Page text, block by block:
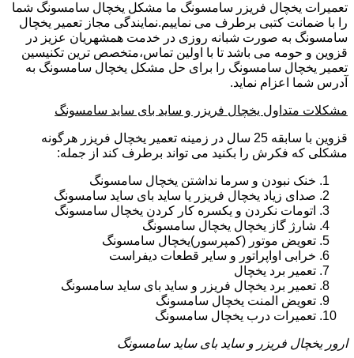
تعمیرات یخچال فریزر سامسونگ ما مشکل یخچال سامسونگ شما
را با ضمانت کتبی برطرف می نماییم.نمایندگی مجاز تعمیر یخچال
سامسونگ به صورت شبانه روزی در خدمت همشهریان عزیز در
قزوین و حومه می باشد تا با اولین تماس،متخصص ترین تکنیسین
تعمیر یخچال سامسونگ را برای حل مشکل یخچال سامسونگ به
آدرس شما اعزام نماید.
مشکلات متداول یخچال فریزر و ساید بای ساید سامسونگ
قزوین با سابقه 25 سال در زمینه تعمیر یخچال فریزر هرگونه
مشکلی که فکرش را بکنید می تواند برطرف کند از جمله:
خنک نبودن و سرما نداشتن یخچال سامسونگ
صدای زیاد یخچال فریزر یا ساید بای ساید سامسونگ
اتومات نکردن و یکسره کار کردن یخچال سامسونگ
شارژ گاز یخچال یخچال سامسونگ
تعویض موتور (کمپرسور)یخچال سامسونگ
خرابی اواپراتور و سایر قطعات دیفراست
تعمیر برد یخچال
تعمیر برد یخچال فریزر و ساید بای ساید سامسونگ
تعویض المنت یخچال سامسونگ
تعمیرات درب یخچال سامسونگ
ارور یخچال فریزر و ساید بای ساید سامسونگ